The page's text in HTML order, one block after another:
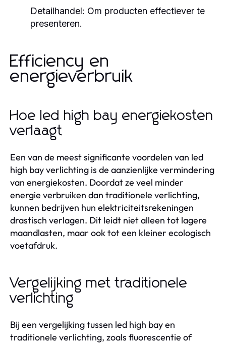
Detailhandel: Om producten effectiever te
presenteren.
Efficiency en
energieverbruik
Hoe led high bay energiekosten
verlaagt
Een van de meest significante voordelen van led
high bay verlichting is de aanzienlijke vermindering
van energiekosten. Doordat ze veel minder
energie verbruiken dan traditionele verlichting,
kunnen bedrijven hun elektriciteitsrekeningen
drastisch verlagen. Dit leidt niet alleen tot lagere
maandlasten, maar ook tot een kleiner ecologisch
voetafdruk.
Vergelijking met traditionele
verlichting
Bij een vergelijking tussen led high bay en
traditionele verlichting, zoals fluorescentie of